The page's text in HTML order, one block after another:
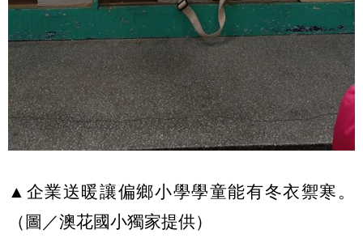
▲企業送暖讓偏鄉小學學童能有冬衣禦寒。
（圖／澳花國小獨家提供）